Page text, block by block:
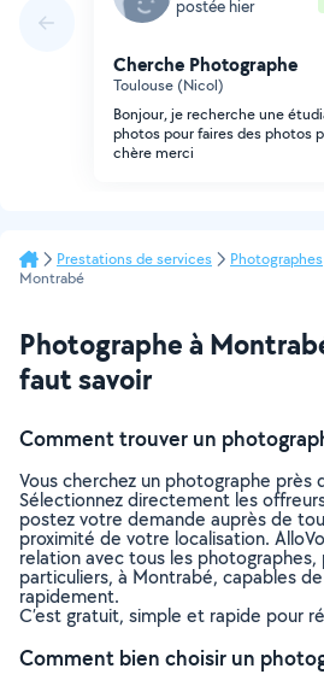
postée hier
Cherche Photographe
Toulouse (Nicol)
Bonjour, je recherche une
photos pour faires des photos
chère merci
Prestations de services Photographes
Montrabé
Photographe à
faut savoir
Comment trouver un
Vous cherchez un photographe près
Sélectionnez directement les
postez votre demande auprès de
proximité de votre localisation.
relation avec tous les
particuliers, à Montrabé, capables
rapidement.
C’est gratuit, simple et rapide pour
Comment bien choisir un